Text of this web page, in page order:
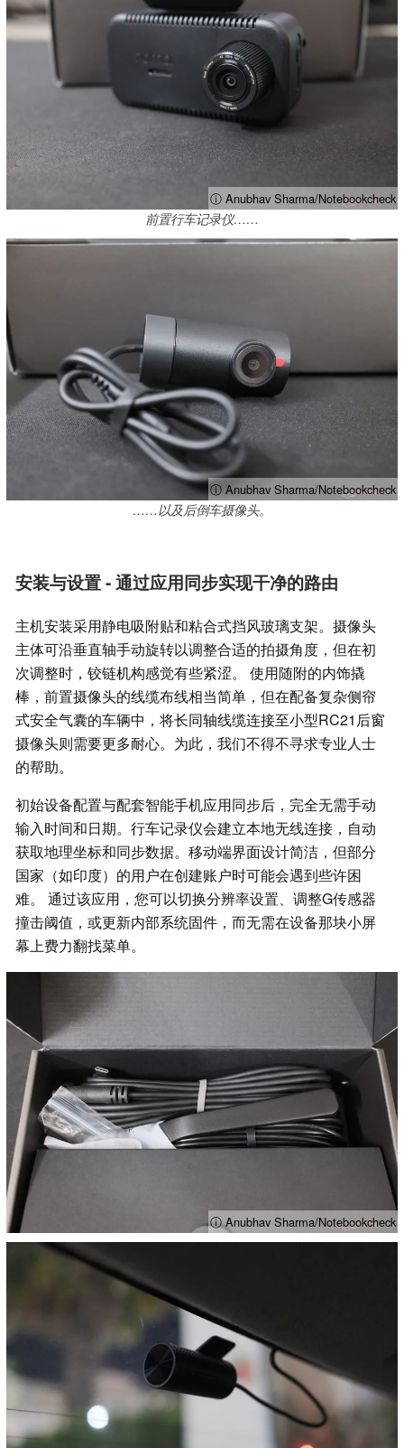
ⓘ Anubhav Sharma/Notebookcheck
前置行车记录仪……
ⓘ Anubhav Sharma/Notebookcheck
……以及后倒车摄像头。
安装与设置 - 通过应用同步实现干净的路由
主机安装采用静电吸附贴和粘合式挡风玻璃支架。摄像头
主体可沿垂直轴手动旋转以调整合适的拍摄角度，但在初
次调整时，铰链机构感觉有些紧涩。 使用随附的内饰撬
棒，前置摄像头的线缆布线相当简单，但在配备复杂侧帘
式安全气囊的车辆中，将长同轴线缆连接至小型RC21后窗
摄像头则需要更多耐心。为此，我们不得不寻求专业人士
的帮助。
初始设备配置与配套智能手机应用同步后，完全无需手动
输入时间和日期。行车记录仪会建立本地无线连接，自动
获取地理坐标和同步数据。移动端界面设计简洁，但部分
国家（如印度）的用户在创建账户时可能会遇到些许困
难。 通过该应用，您可以切换分辨率设置、调整G传感器
撞击阈值，或更新内部系统固件，而无需在设备那块小屏
幕上费力翻找菜单。
ⓘ Anubhav Sharma/Notebookcheck